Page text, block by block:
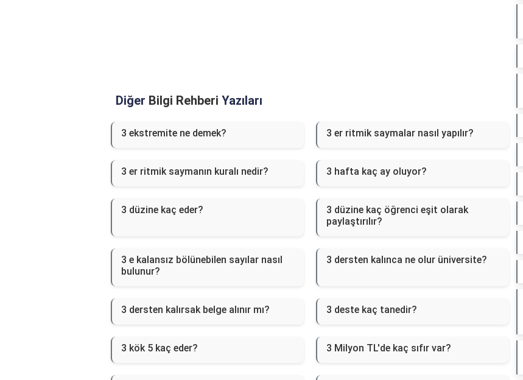
Diğer Bilgi Rehberi Yazıları
3 ekstremite ne demek? 3 er ritmik saymalar nasıl yapılır?
3 er ritmik saymanın kuralı nedir? 3 hafta kaç ay oluyor?
3 düzine kaç eder?
3 düzine kaç öğrenci eşit olarak
paylaştırılır?
3 e kalansız bölünebilen sayılar nasıl
bulunur?
3 dersten kalınca ne olur üniversite?
3 dersten kalırsak belge alınır mı? 3 deste kaç tanedir?
3 kök 5 kaç eder? 3 Milyon TL'de kaç sıfır var?